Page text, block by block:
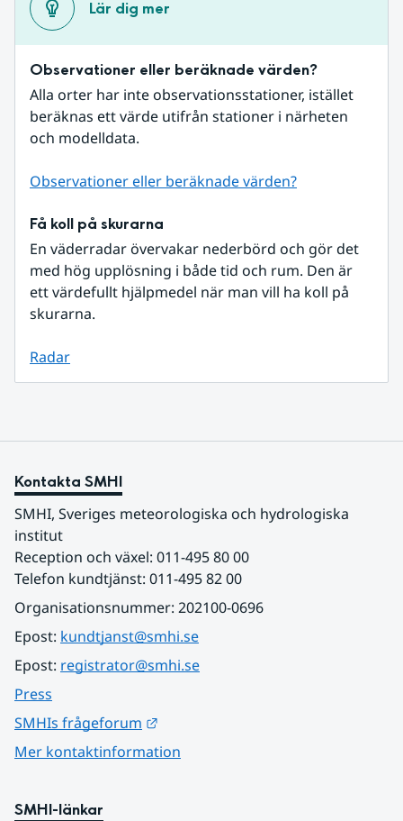
Lär dig mer
Observationer eller beräknade värden?
Alla orter har inte observationsstationer, istället
beräknas ett värde utifrån stationer i närheten
och modelldata.
Observationer eller beräknade värden?
Få koll på skurarna
En väderradar övervakar nederbörd och gör det
med hög upplösning i både tid och rum. Den är
ett värdefullt hjälpmedel när man vill ha koll på
skurarna.
Radar
Kontakta SMHI
SMHI, Sveriges meteorologiska och hydrologiska
institut
Reception och växel: 011-495 80 00
Telefon kundtjänst: 011-495 82 00
Organisationsnummer: 202100-0696
Epost: kundtjanst@smhi.se
Epost: registrator@smhi.se
Press
SMHIs frågeforum
Mer kontaktinformation
SMHI-länkar